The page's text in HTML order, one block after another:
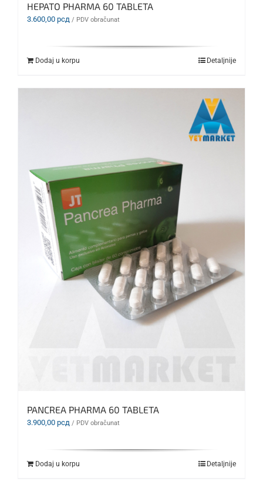
HEPATO PHARMA 60 TABLETA
3.600,00 рсд / PDV obračunat
Dodaj u korpu Detaljnije
PANCREA PHARMA 60 TABLETA
3.900,00 рсд / PDV obračunat
Dodaj u korpu Detaljnije